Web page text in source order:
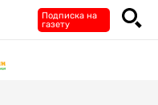
Подписка на
газету